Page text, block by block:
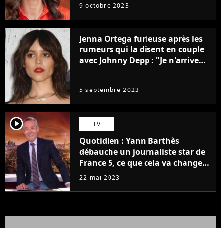
9 octobre 2023
Jenna Ortega furieuse après les
rumeurs qui la disent en couple
avec Johnny Depp : "Je n'arrive
5 septembre 2023
player2 TV
Quotidien : Yann Barthès
débauche un journaliste star de
France 5, ce que cela va changer
à la rentrée
22 mai 2023